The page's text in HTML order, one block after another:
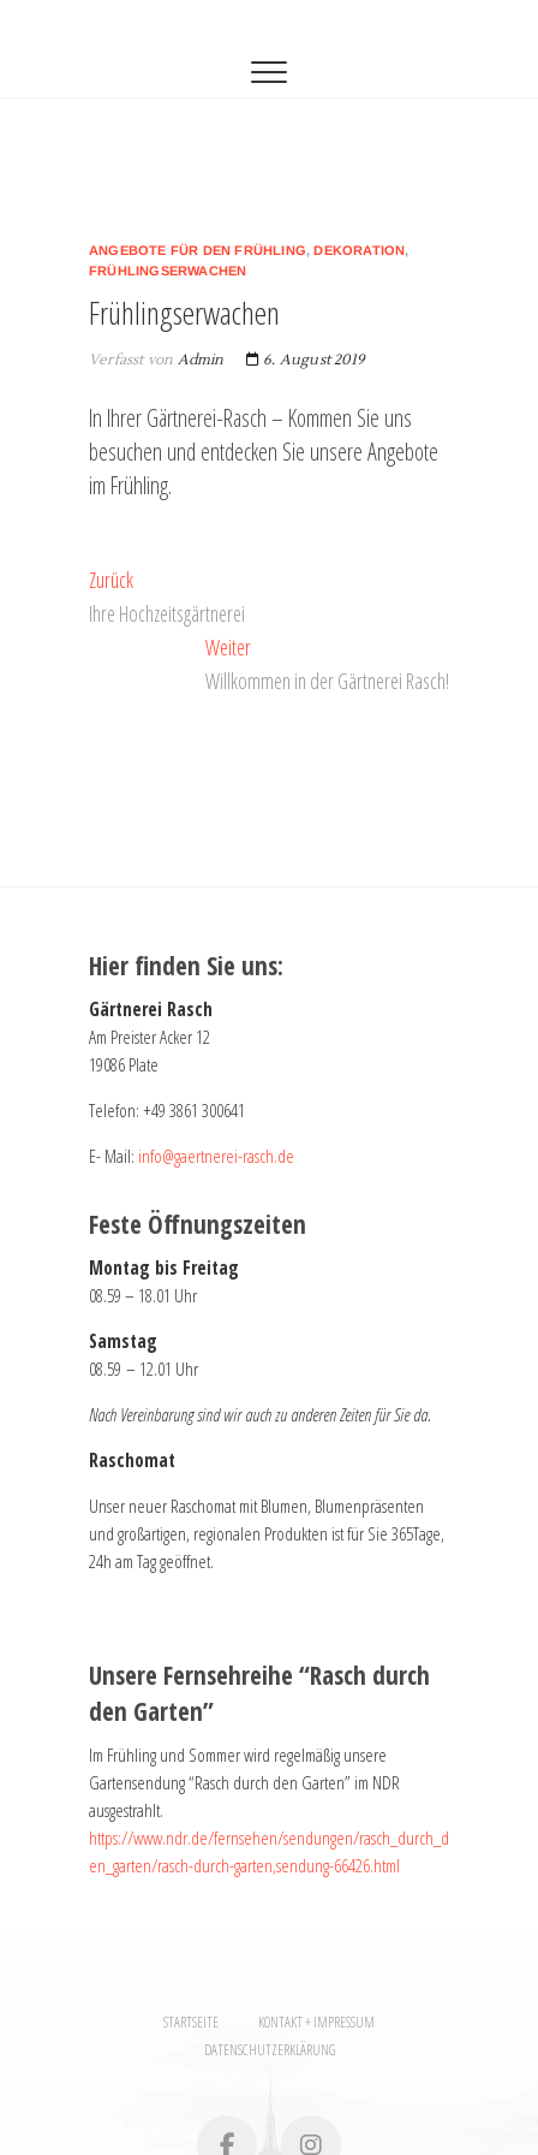
ANGEBOTE FÜR DEN FRÜHLING,DEKORATION,
FRÜHLINGSERWACHEN
Frühlingserwachen
Verfasst von Admin 6. August 2019
In Ihrer Gärtnerei-Rasch – Kommen Sie uns
besuchen und entdecken Sie unsere Angebote
im Frühling.
Beitragsnavigation
ZurückVorheriger
Beitrag:
Ihre Hochzeitsgärtnerei
WeiterNächster
Beitrag:
Willkommen in der Gärtnerei Rasch!
Hier finden Sie uns:
Gärtnerei Rasch
Am Preister Acker 12
19086 Plate
Telefon:+49 3861 300641
E- Mail: info@gaertnerei-rasch.de
Feste Öffnungszeiten
Montag bis Freitag
08.59 – 18.01 Uhr
Samstag
08.59 – 12.01 Uhr
Nach Vereinbarung sind wir auch zu anderen Zeiten für Sie da.
Raschomat
Unser neuer Raschomat mit Blumen, Blumenpräsenten
und großartigen, regionalen Produkten ist für Sie 365Tage,
24h am Tag geöffnet.
Unsere Fernsehreihe “Rasch durch
den Garten”
Im Frühling und Sommer wird regelmäßig unsere
Gartensendung “Rasch durch den Garten” im NDR
ausgestrahlt.
https://www.ndr.de/fernsehen/sendungen/rasch_durch_d
en_garten/rasch-durch-garten,sendung-66426.html
STARTSEITE
KONTAKT + IMPRESSUM
DATENSCHUTZERKLÄRUNG
facebookinstagram